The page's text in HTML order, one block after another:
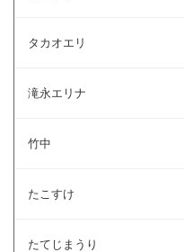
タカオエリ
滝永エリナ
竹中
たこすけ
たてじまうり